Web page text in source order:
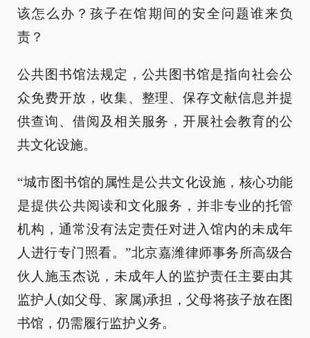
该怎么办？孩子在馆期间的安全问题谁来负
责？
公共图书馆法规定，公共图书馆是指向社会公
众免费开放，收集、整理、保存文献信息并提
供查询、借阅及相关服务，开展社会教育的公
共文化设施。
“城市图书馆的属性是公共文化设施，核心功能
是提供公共阅读和文化服务，并非专业的托管
机构，通常没有法定责任对进入馆内的未成年
人进行专门照看。”北京嘉潍律师事务所高级合
伙人施玉杰说，未成年人的监护责任主要由其
监护人(如父母、家属)承担，父母将孩子放在图
书馆，仍需履行监护义务。